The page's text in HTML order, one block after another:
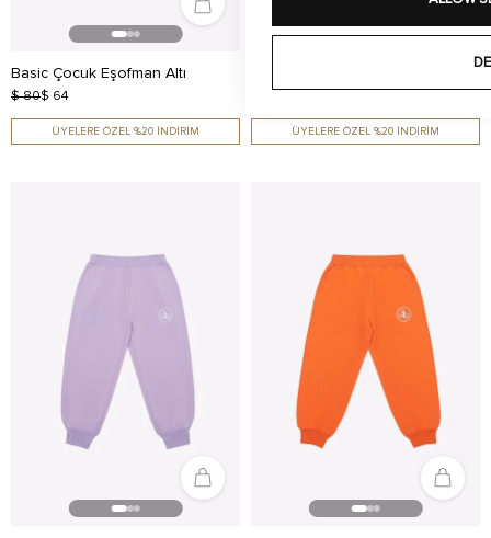
Basic Çocuk Eşofman Altı
$ 80$ 64
ÜYELERE ÖZEL %20 İNDİRİM ÜYELERE ÖZEL %20 İNDİRİM